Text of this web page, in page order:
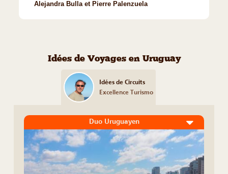
Alejandra Bulla et Pierre Palenzuela
Idées de Voyages en Uruguay
Idées de Circuits
Excellence Turismo
Duo Uruguayen